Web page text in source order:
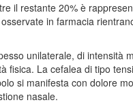
il restante 20% è
in farmacia
unilaterale, di intensità
La cefalea di tipo
si manifesta con dolore
nasale.